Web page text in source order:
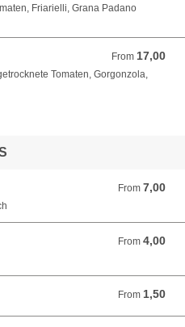
Friarielli, Grana Padano
From 17,00
From 17,00 EUR
Tomaten, Gorgonzola,
From 7,00
From 7,00 EUR
From 4,00
From 4,00 EUR
From 1,50
From 1,50 EUR